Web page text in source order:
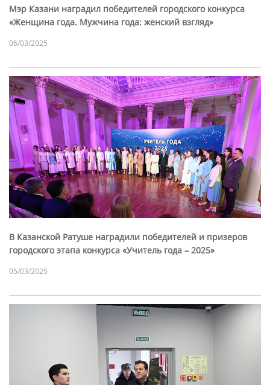
Мэр Казани наградил победителей городского конкурса
«Женщина года. Мужчина года: женский взгляд»
06/03/2025
В Казанской Ратуше наградили победителей и призеров
городского этапа конкурса «Учитель года – 2025»
05/03/2025